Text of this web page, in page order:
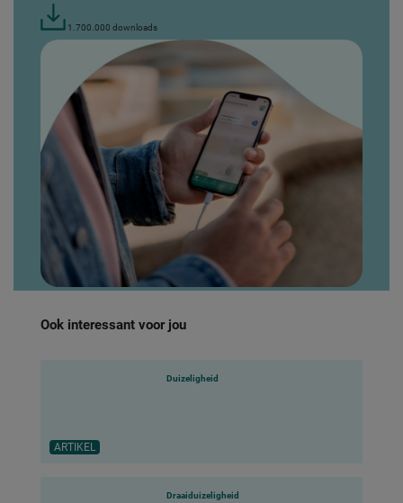
1.700.000 downloads
Ook interessant voor jou
ARTIKEL
Duizeligheid
Draaiduizeligheid